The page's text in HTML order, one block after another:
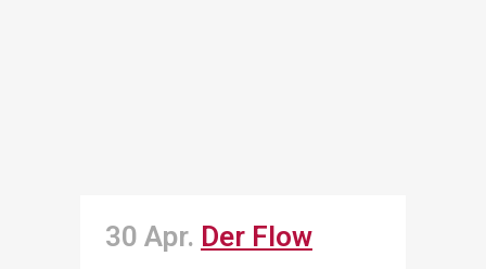
30 Apr. Der Flow